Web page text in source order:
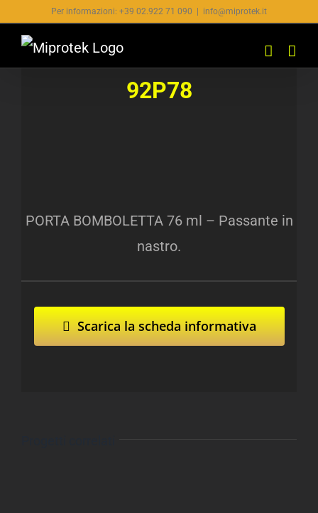
contenuto
Per informazioni: +39 02.922 71 090 info@miprotek.it
92P78
PORTA BOMBOLETTA 76 ml – Passante in
nastro.
Scarica la scheda informativa